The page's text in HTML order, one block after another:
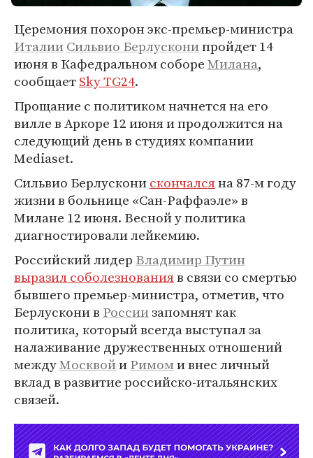
Церемония похорон экс-премьер-министра
ИталииСильвио Берлусконипройдет 14
июня в Кафедральном собореМилана,
сообщаетSky TG24.
Прощание с политиком начнется на его
вилле в Аркоре 12 июня и продолжится на
следующий день в студиях компании
Mediaset.
Сильвио Берлусконискончалсяна 87-м году
жизни в больнице «Сан-Раффаэле» в
Милане 12 июня. Весной у политика
диагностировали лейкемию.
Российский лидер Владимир Путин
выразил соболезнованияв связи со смертью
бывшего премьер-министра, отметив, что
Берлускони в Россиизапомнят как
политика, который всегда выступал за
налаживание дружественных отношений
междуМосквойиРимоми внес личный
вклад в развитие российско-итальянских
связей.